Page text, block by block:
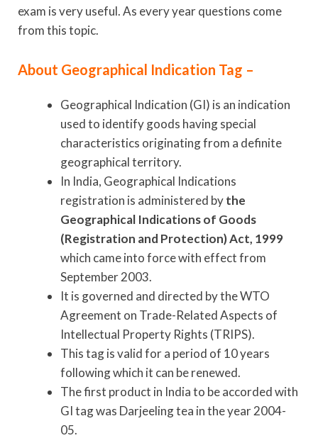
exam is very useful. As every year questions come
from this topic.
About Geographical Indication Tag –
Geographical Indication (GI) is an indication
used to identify goods having special
characteristics originating from a definite
geographical territory.
In India, Geographical Indications
registration is administered bythe
Geographical Indications of Goods
(Registration and Protection) Act, 1999
which came into force with effect from
September 2003.
It is governed and directed by the WTO
Agreement on Trade-Related Aspects of
Intellectual Property Rights (TRIPS).
This tag is valid for a period of 10 years
following which it can be renewed.
The first product in India to be accorded with
GI tag was Darjeeling tea in the year 2004-
05.